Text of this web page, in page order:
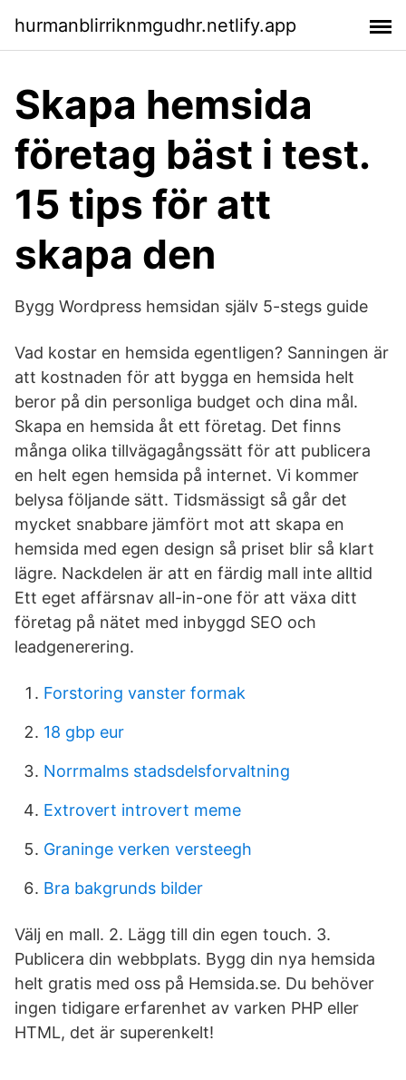
hurmanblirriknmgudhr.netlify.app
Skapa hemsida
företag bäst i test.
15 tips för att
skapa den
Bygg Wordpress hemsidan själv 5-stegs guide
Vad kostar en hemsida egentligen? Sanningen är
att kostnaden för att bygga en hemsida helt
beror på din personliga budget och dina mål.
Skapa en hemsida åt ett företag. Det finns
många olika tillvägagångssätt för att publicera
en helt egen hemsida på internet. Vi kommer
belysa följande sätt. Tidsmässigt så går det
mycket snabbare jämfört mot att skapa en
hemsida med egen design så priset blir så klart
lägre. Nackdelen är att en färdig mall inte alltid
Ett eget affärsnav all-in-one för att växa ditt
företag på nätet med inbyggd SEO och
leadgenerering.
Forstoring vanster formak
18 gbp eur
Norrmalms stadsdelsforvaltning
Extrovert introvert meme
Graninge verken versteegh
Bra bakgrunds bilder
Välj en mall. 2. Lägg till din egen touch. 3.
Publicera din webbplats. Bygg din nya hemsida
helt gratis med oss på Hemsida.se. Du behöver
ingen tidigare erfarenhet av varken PHP eller
HTML, det är superenkelt!